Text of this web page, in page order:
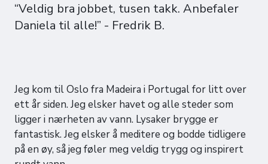
“Veldig bra jobbet, tusen takk. Anbefaler
Daniela til alle!” - Fredrik B.
Jeg kom til Oslo fra Madeira i Portugal for litt over
ett år siden. Jeg elsker havet og alle steder som
ligger i nærheten av vann. Lysaker brygge er
fantastisk. Jeg elsker å meditere og bodde tidligere
på en øy, så jeg føler meg veldig trygg og inspirert